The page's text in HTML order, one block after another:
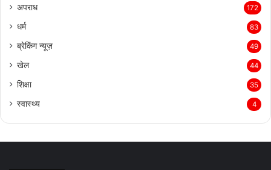
अपराध 172
धर्म 83
ब्रेकिंग न्यूज़ 49
खेल 44
शिक्षा 35
स्वास्थ्य 4